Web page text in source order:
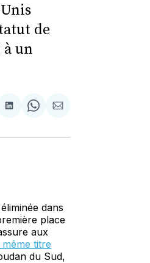
de
à un
Partager
LinkedIn
Share
WhatsApp
Partager
Courriel
dans
place
aux
titre
du Sud,